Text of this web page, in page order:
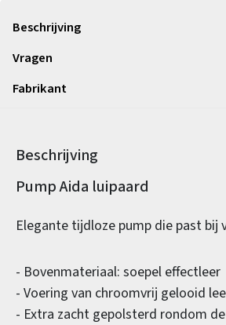
Beschrijving
Vragen
Fabrikant
Beschrijving
Productinformatie
Pump Aida luipaard
Elegante tijdloze pump die past bij
- Bovenmateriaal: soepel effectleer
- Voering van chroomvrij gelooid
- Extra zacht gepolsterd rondom